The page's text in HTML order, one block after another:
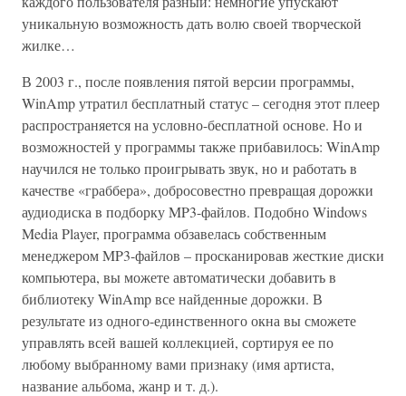
уникальную возможность дать волю своей творческой
жилке…
В 2003 г., после появления пятой версии программы,
WinAmp утратил бесплатный статус – сегодня этот плеер
распространяется на условно-бесплатной основе. Но и
возможностей у программы также прибавилось: WinAmp
научился не только проигрывать звук, но и работать в
качестве «граббера», добросовестно превращая дорожки
аудиодиска в подборку MP3-файлов. Подобно Windows
Media Player, программа обзавелась собственным
менеджером MP3-файлов – просканировав жесткие диски
компьютера, вы можете автоматически добавить в
библиотеку WinAmp все найденные дорожки. В
результате из одного-единственного окна вы сможете
управлять всей вашей коллекцией, сортируя ее по
любому выбранному вами признаку (имя артиста,
название альбома, жанр и т. д.).